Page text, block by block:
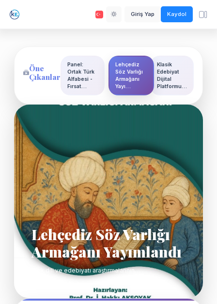
Giriş Yap Kaydol
Öne
Çıkanlar
Panel:
Ortak Türk
Alfabesi -
Fırsat…
Lehçediz
Söz Varlığı
Armağanı
Yayı…
Klasik
Edebiyat
Dijital
Platformu…
Lehçediz Söz Varlığı
Armağanı Yayımlandı
Türk dili ve edebiyatı araştırmalarının…